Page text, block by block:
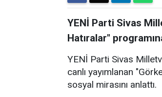
YENİ Parti Sivas
Hatıralar"
YENİ Parti Sivas
canlı yayımlanan
sosyal mirasını anlattı.